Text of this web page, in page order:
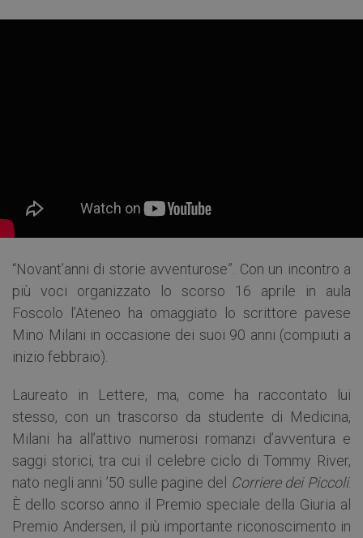
“Novant’anni di storie avventurose”. Con un incontro a
più voci organizzato lo scorso 16 aprile in aula
Foscolo l’Ateneo ha omaggiato lo scrittore pavese
Mino Milani in occasione dei suoi 90 anni (compiuti a
inizio febbraio).
Laureato in Lettere, ma, come ha raccontato lui
stesso, con un trascorso da studente di Medicina,
Milani ha all’attivo numerosi romanzi d’avventura e
saggi storici, tra cui il celebre ciclo di Tommy River,
nato negli anni ’50 sulle pagine del Corriere dei Piccoli.
È dello scorso anno il Premio speciale della Giuria al
Premio Andersen, il più importante riconoscimento in